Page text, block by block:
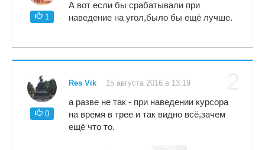
1
А вот если бы срабатывали при
наведение на угол,было бы ещё лучше.
0
Res Vik 15 августа 2016 в 13:19
а разве не так - при наведении курсора
на время в трее и так видно всё,зачем
ещё что то.